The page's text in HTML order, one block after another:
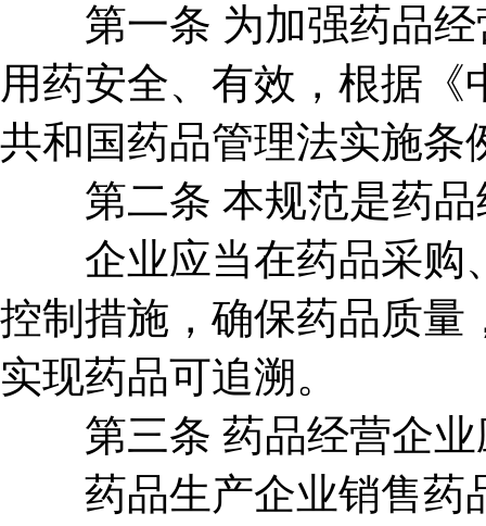
第一条 为加强药品经
用药安全、有效，根据
共和国药品管理法实施条
第二条 本规范是药品
企业应当在药品采购
控制措施，确保药品质量
实现药品可追溯。
第三条 药品经营企业
药品生产企业销售药